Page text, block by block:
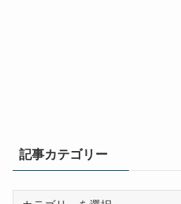
記事カテゴリー